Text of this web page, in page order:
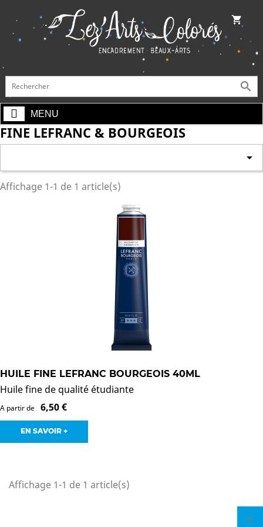
shopping_cart

MENU
FINE LEFRANC & BOURGEOIS

Affichage 1-1 de 1 article(s)
HUILE FINE LEFRANC BOURGEOIS 40ML
Huile fine de qualité étudiante
A partir de 6,50 €
EN SAVOIR +
Affichage 1-1 de 1 article(s)
